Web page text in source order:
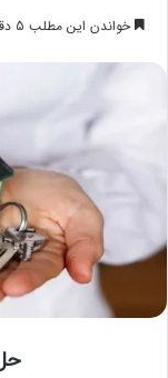
خواندن این مطلب 5 دقیقه زمان میبرد